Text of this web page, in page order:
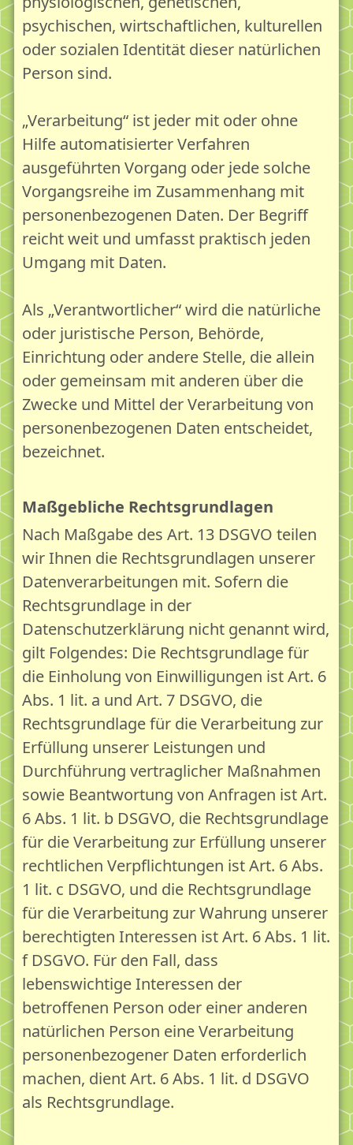
psychischen, wirtschaftlichen, kulturellen
oder sozialen Identität dieser natürlichen
Person sind.
„Verarbeitung“ ist jeder mit oder ohne
Hilfe automatisierter Verfahren
ausgeführten Vorgang oder jede solche
Vorgangsreihe im Zusammenhang mit
personenbezogenen Daten. Der Begriff
reicht weit und umfasst praktisch jeden
Umgang mit Daten.
Als „Verantwortlicher“ wird die natürliche
oder juristische Person, Behörde,
Einrichtung oder andere Stelle, die allein
oder gemeinsam mit anderen über die
Zwecke und Mittel der Verarbeitung von
personenbezogenen Daten entscheidet,
bezeichnet.
Maßgebliche Rechtsgrundlagen
Nach Maßgabe des Art. 13 DSGVO teilen
wir Ihnen die Rechtsgrundlagen unserer
Datenverarbeitungen mit. Sofern die
Rechtsgrundlage in der
Datenschutzerklärung nicht genannt wird,
gilt Folgendes: Die Rechtsgrundlage für
die Einholung von Einwilligungen ist Art. 6
Abs. 1 lit. a und Art. 7 DSGVO, die
Rechtsgrundlage für die Verarbeitung zur
Erfüllung unserer Leistungen und
Durchführung vertraglicher Maßnahmen
sowie Beantwortung von Anfragen ist Art.
6 Abs. 1 lit. b DSGVO, die Rechtsgrundlage
für die Verarbeitung zur Erfüllung unserer
rechtlichen Verpflichtungen ist Art. 6 Abs.
1 lit. c DSGVO, und die Rechtsgrundlage
für die Verarbeitung zur Wahrung unserer
berechtigten Interessen ist Art. 6 Abs. 1 lit.
f DSGVO. Für den Fall, dass
lebenswichtige Interessen der
betroffenen Person oder einer anderen
natürlichen Person eine Verarbeitung
personenbezogener Daten erforderlich
machen, dient Art. 6 Abs. 1 lit. d DSGVO
als Rechtsgrundlage.